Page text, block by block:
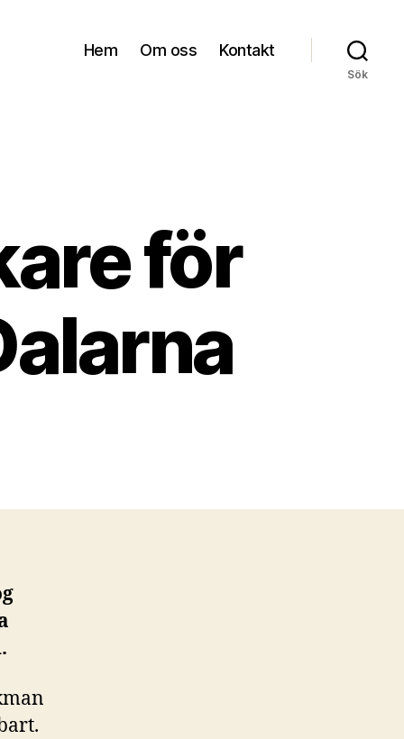
Hem Om oss Kontakt
Sök
för